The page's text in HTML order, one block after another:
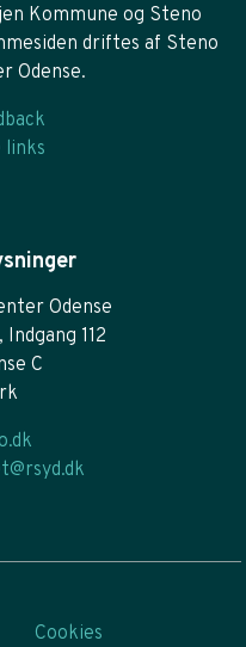
Kommune og Steno
driftes af Steno
Odense.
links
Odense
112
C
Cookies